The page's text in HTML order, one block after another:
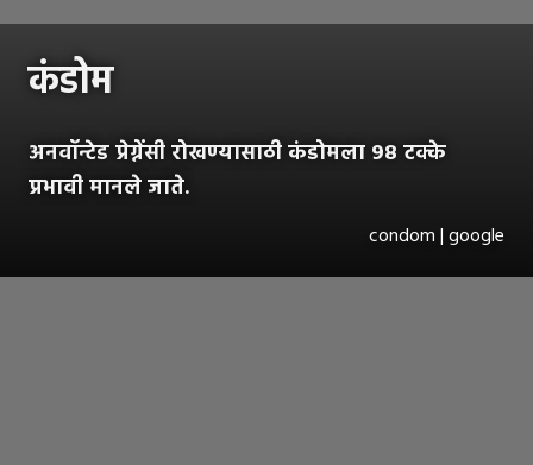
कंडोम
अनवॉन्टेड प्रेग्नेंसी रोखण्यासाठी कंडोमला ९८ टक्के
प्रभावी मानले जाते.
condom | google